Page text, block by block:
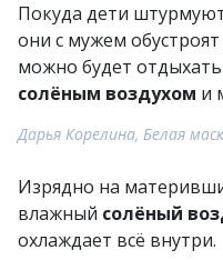
Покуда дети
они с мужем
можно будет
солёным воздухом и
Дарья Корелина, Белая
Изрядно на
влажный солёный
охлаждает всё внутри.